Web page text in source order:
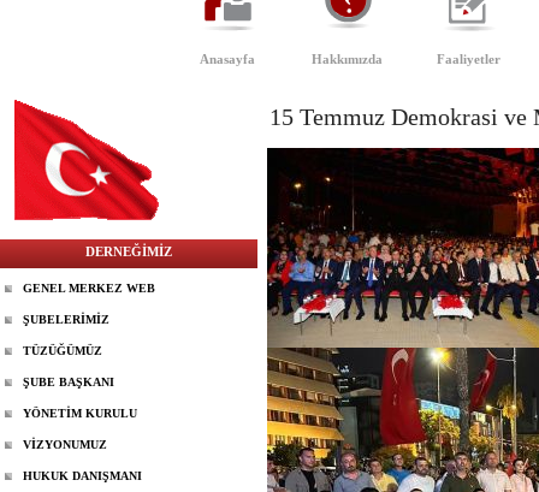
Anasayfa Hakkımızda Faaliyetler
DERNEĞİMİZ
GENEL MERKEZ WEB
ŞUBELERİMİZ
TÜZÜĞÜMÜZ
ŞUBE BAŞKANI
YÖNETİM KURULU
VİZYONUMUZ
HUKUK DANIŞMANI
15 Temmuz Demokrasi